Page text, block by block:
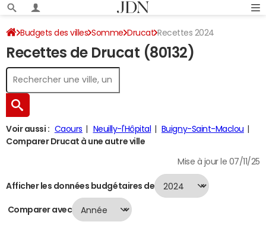
Budgets des villes Somme Drucat Recettes 2024
Recettes de Drucat (80132)
Voir aussi : Caours Neuilly-l'Hôpital
Buigny-Saint-Maclou
Comparer Drucat à une autre ville
Mise à jour le 07/11/25
Afficher les données budgétaires de
Comparer avec